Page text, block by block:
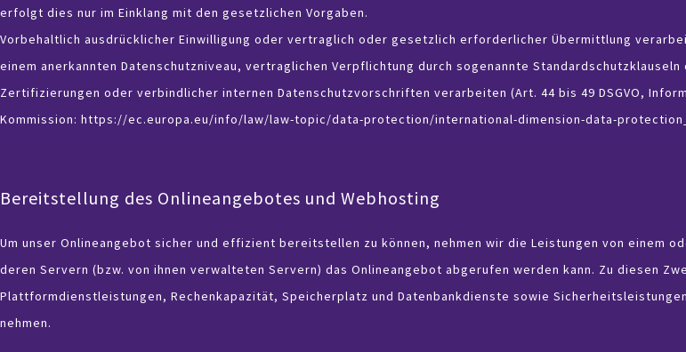
erfolgt dies nur im Einklang mit den gesetzlichen Vorgaben.
Vorbehaltlich ausdrücklicher Einwilligung oder vertraglich oder gesetzlich erforderlicher Übermittlung
einem anerkannten Datenschutzniveau, vertraglichen Verpflichtung durch sogenannte Standardschutzklauseln
Zertifizierungen oder verbindlicher internen Datenschutzvorschriften verarbeiten (Art. 44 bis 49 DSGVO,
Kommission: https://ec.europa.eu/info/law/law-topic/data-protection/international-dimension-data-
Bereitstellung des Onlineangebotes und Webhosting
Um unser Onlineangebot sicher und effizient bereitstellen zu können, nehmen wir die Leistungen von einem
deren Servern (bzw. von ihnen verwalteten Servern) das Onlineangebot abgerufen werden kann. Zu diesen
Plattformdienstleistungen, Rechenkapazität, Speicherplatz und Datenbankdienste sowie
nehmen.